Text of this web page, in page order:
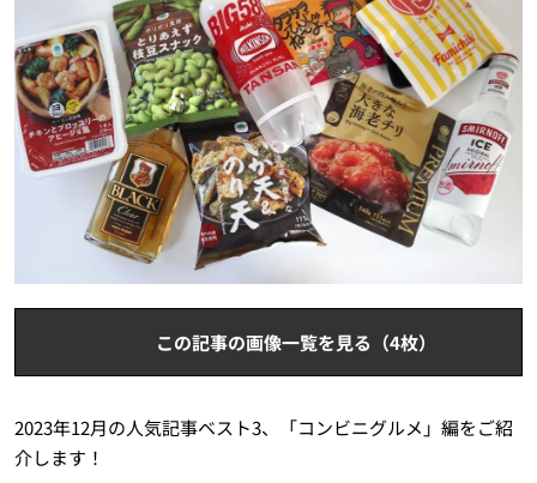
この記事の画像一覧を見る（4枚）
2023年12月の人気記事ベスト3、「コンビニグルメ」編をご紹
介します！